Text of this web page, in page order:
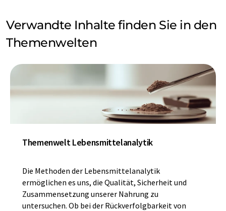
Verwandte Inhalte finden Sie in den
Themenwelten
Themenwelt Lebensmittelanalytik
Die Methoden der Lebensmittelanalytik
ermöglichen es uns, die Qualität, Sicherheit und
Zusammensetzung unserer Nahrung zu
untersuchen. Ob bei der Rückverfolgbarkeit von